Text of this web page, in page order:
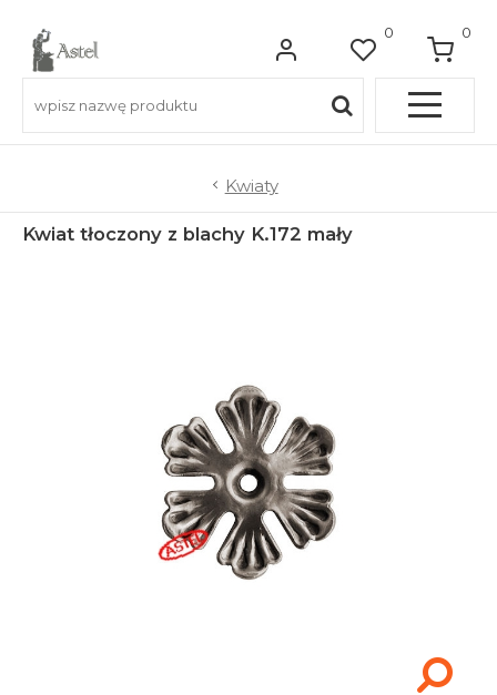
0 0
Do balkonów
Do bram wjazdowych
Akcesoria i narzędzia
Kwiaty
Kwiat tłoczony z blachy K.172 mały